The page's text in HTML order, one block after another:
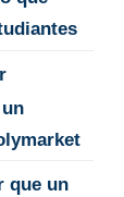
que un